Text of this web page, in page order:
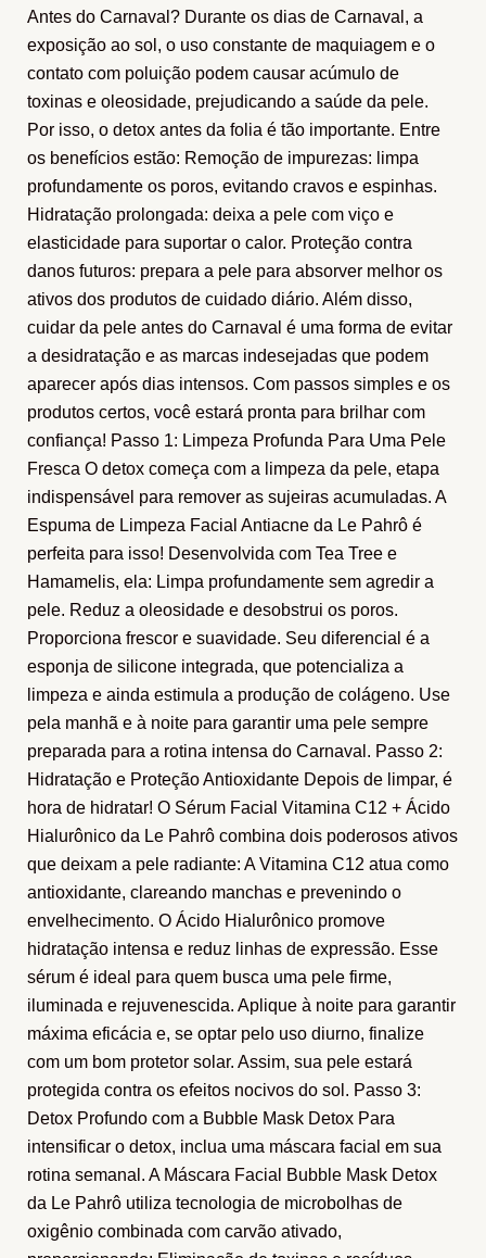
Antes do Carnaval? Durante os dias de Carnaval, a
exposição ao sol, o uso constante de maquiagem e o
contato com poluição podem causar acúmulo de
toxinas e oleosidade, prejudicando a saúde da pele.
Por isso, o detox antes da folia é tão importante. Entre
os benefícios estão: Remoção de impurezas: limpa
profundamente os poros, evitando cravos e espinhas.
Hidratação prolongada: deixa a pele com viço e
elasticidade para suportar o calor. Proteção contra
danos futuros: prepara a pele para absorver melhor os
ativos dos produtos de cuidado diário. Além disso,
cuidar da pele antes do Carnaval é uma forma de evitar
a desidratação e as marcas indesejadas que podem
aparecer após dias intensos. Com passos simples e os
produtos certos, você estará pronta para brilhar com
confiança! Passo 1: Limpeza Profunda Para Uma Pele
Fresca O detox começa com a limpeza da pele, etapa
indispensável para remover as sujeiras acumuladas. A
Espuma de Limpeza Facial Antiacne da Le Pahrô é
perfeita para isso! Desenvolvida com Tea Tree e
Hamamelis, ela: Limpa profundamente sem agredir a
pele. Reduz a oleosidade e desobstrui os poros.
Proporciona frescor e suavidade. Seu diferencial é a
esponja de silicone integrada, que potencializa a
limpeza e ainda estimula a produção de colágeno. Use
pela manhã e à noite para garantir uma pele sempre
preparada para a rotina intensa do Carnaval. Passo 2:
Hidratação e Proteção Antioxidante Depois de limpar, é
hora de hidratar! O Sérum Facial Vitamina C12 + Ácido
Hialurônico da Le Pahrô combina dois poderosos ativos
que deixam a pele radiante: A Vitamina C12 atua como
antioxidante, clareando manchas e prevenindo o
envelhecimento. O Ácido Hialurônico promove
hidratação intensa e reduz linhas de expressão. Esse
sérum é ideal para quem busca uma pele firme,
iluminada e rejuvenescida. Aplique à noite para garantir
máxima eficácia e, se optar pelo uso diurno, finalize
com um bom protetor solar. Assim, sua pele estará
protegida contra os efeitos nocivos do sol. Passo 3:
Detox Profundo com a Bubble Mask Detox Para
intensificar o detox, inclua uma máscara facial em sua
rotina semanal. A Máscara Facial Bubble Mask Detox
da Le Pahrô utiliza tecnologia de microbolhas de
oxigênio combinada com carvão ativado,